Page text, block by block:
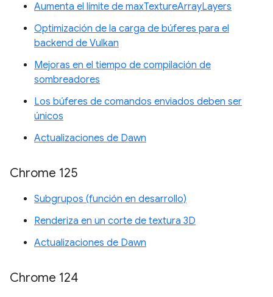
Aumenta el límite de maxTextureArrayLayers
Optimización de la carga de búferes para el
backend de Vulkan
Mejoras en el tiempo de compilación de
sombreadores
Los búferes de comandos enviados deben ser
únicos
Actualizaciones de Dawn
Chrome 125
Subgrupos (función en desarrollo)
Renderiza en un corte de textura 3D
Actualizaciones de Dawn
Chrome 124